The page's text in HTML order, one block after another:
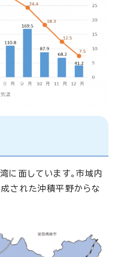
に面しています。市域内
された沖積平野からな